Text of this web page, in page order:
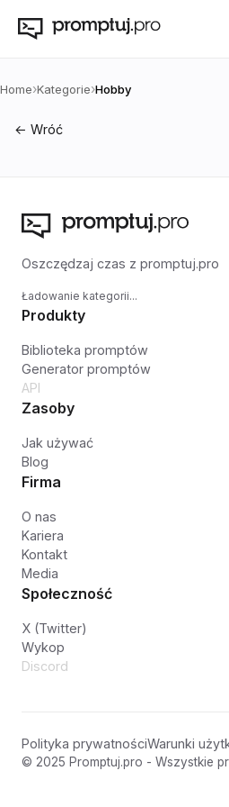
Home›Kategorie›Hobby
← Wróć
Oszczędzaj czas z promptuj.pro
Ładowanie kategorii...
Produkty
Biblioteka promptów
Generator promptów
API
Zasoby
Jak używać
Blog
Firma
O nas
Kariera
Kontakt
Media
Społeczność
X (Twitter)
Wykop
Discord
© 2025 Promptuj.pro - Wszystkie
Polityka prywatnościWarunki